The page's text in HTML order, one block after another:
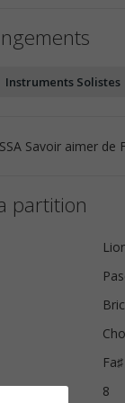
Instruments Solistes
Savoir aimer de
partition
8